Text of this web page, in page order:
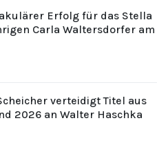
Erfolg für das Stella
Carla Waltersdorfer am
verteidigt Titel aus
2026 an Walter Haschka